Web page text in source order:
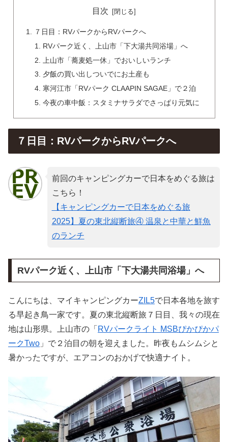
目次
７日目：RVパークからRVパークへ
RVパーク近く、上山市「下大湯共同浴場」へ
上山市「蕎麦処一休」でおいしいランチ
夕飯の買い出しついでにお土産も
寒河江市「RVパーク CLAAPIN SAGAE」で２泊
今夜の車中飯：スタミナサラダでさっぱり元気に
７日目：RVパークからRVパークへ
前回のキャンピングカーで日本をめぐる旅は
こちら！
【キャンピングカーで日本をめぐる旅
2025】夏の東北縦断旅④ 温泉と中華と鮮魚
のランチ
RVパーク近く、上山市「下大湯共同浴場」へ
こんにちは、マイキャンピングカーZIL5で日本各地を旅す
る早起き鳥一家です。夏の東北縦断旅７日目、我々の現在
地は山形県。上山市の「 RVパークライト MSBぴかぴかパ
ークTwo 」で２泊目の朝を迎えました。昨夜もムシムシと
暑かったですが、エアコンのおかげで快適ナイト。